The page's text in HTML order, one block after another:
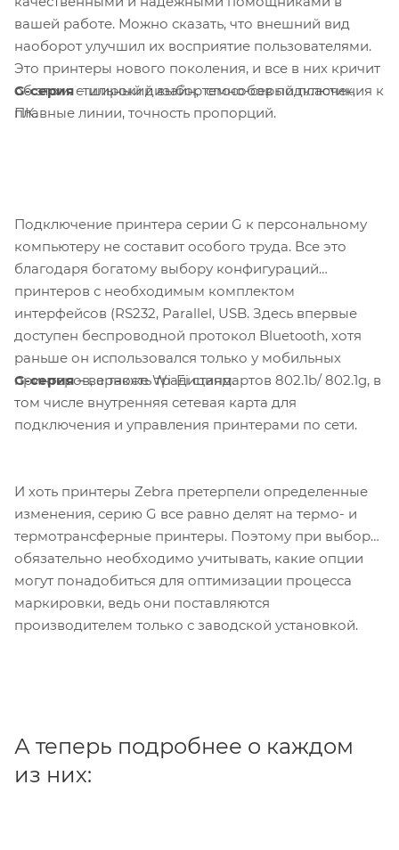
вашей работе. Можно сказать, что внешний вид
наоборот улучшил их восприятие пользователями.
Это принтеры нового поколения, и все в них кричит
об этом: стильный дизайн, темно-серый пластик,
плавные линии, точность пропорций.
G-серия– широкий выбор способов подключения к
ПК.
Подключение принтера серии G к персональному
компьютеру не составит особого труда. Все это
благодаря богатому выбору конфигураций
принтеров с необходимым комплектом
интерфейсов (RS232, Parallel, USB. Здесь впервые
доступен беспроводной протокол Bluetooth, хотя
раньше он использовался только у мобильных
принтеров, а также Wi-Fi стандартов 802.1b/ 802.1g, в
том числе внутренняя сетевая карта для
подключения и управления принтерами по сети.
G-серия– верность традициям.
И хоть принтеры Zebra претерпели определенные
изменения, серию G все равно делят на термо- и
термотрансферные принтеры. Поэтому при выборе
обязательно необходимо учитывать, какие опции
могут понадобиться для оптимизации процесса
маркировки, ведь они поставляются
производителем только с заводской установкой.
А теперь подробнее о каждом
из них: